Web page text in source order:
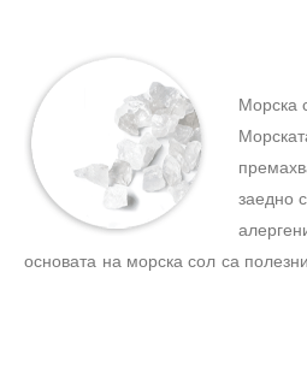
Морска
заедно
основата на морска сол са